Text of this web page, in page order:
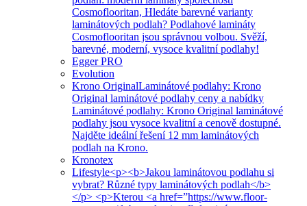
Cosmoflooritan, Hledáte barevné varianty
laminátových podlah? Podlahové lamináty
Cosmoflooritan jsou správnou volbou. Svěží,
barevné, moderní, vysoce kvalitní podlahy!
Egger PRO
Evolution
Krono OriginalLaminátové podlahy: Krono
Original laminátové podlahy ceny a nabídky
Laminátové podlahy: Krono Original laminátové
podlahy jsou vysoce kvalitní a cenově dostupné.
Najděte ideální řešení 12 mm laminátových
podlah na Krono.
Kronotex
Lifestyle<p><b>Jakou laminátovou podlahu si
vybrat? Různé typy laminátových podlah</b>
</p> <p>Kterou <a href=”https://www.floor-